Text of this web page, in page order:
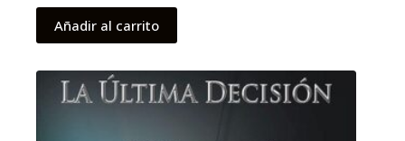
Añadir al carrito